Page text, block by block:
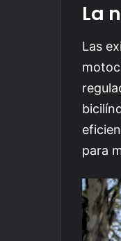
La
Las
para